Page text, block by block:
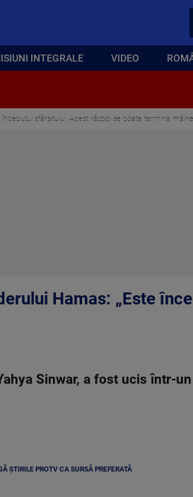
INTEGRALE VIDEO
sfârșitului. Acest război se poate termina mâine”
Hamas: „Este
Sinwar, a fost ucis într-
ȘTIRILE PROTV CA SURSĂ PREFERATĂ